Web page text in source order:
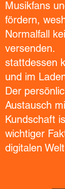
Musikfans
fördern,
Normalfall
versenden.
stattdessen
und im
Der
Austausch
Kundschaft
wichtiger
digitalen